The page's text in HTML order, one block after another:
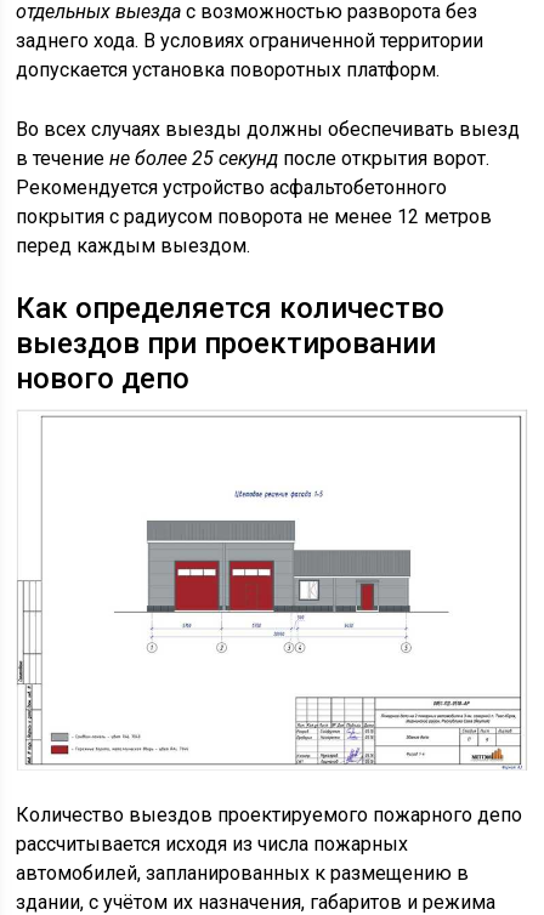
отдельных выезда с возможностью разворота без
заднего хода. В условиях ограниченной территории
допускается установка поворотных платформ.
Во всех случаях выезды должны обеспечивать выезд
в течениене более 25 секунд после открытия ворот.
Рекомендуется устройство асфальтобетонного
покрытия с радиусом поворота не менее 12 метров
перед каждым выездом.
Как определяется количество
выездов при проектировании
нового депо
Количество выездов проектируемого пожарного депо
рассчитывается исходя из числа пожарных
автомобилей, запланированных к размещению в
здании, с учётом их назначения, габаритов и режима